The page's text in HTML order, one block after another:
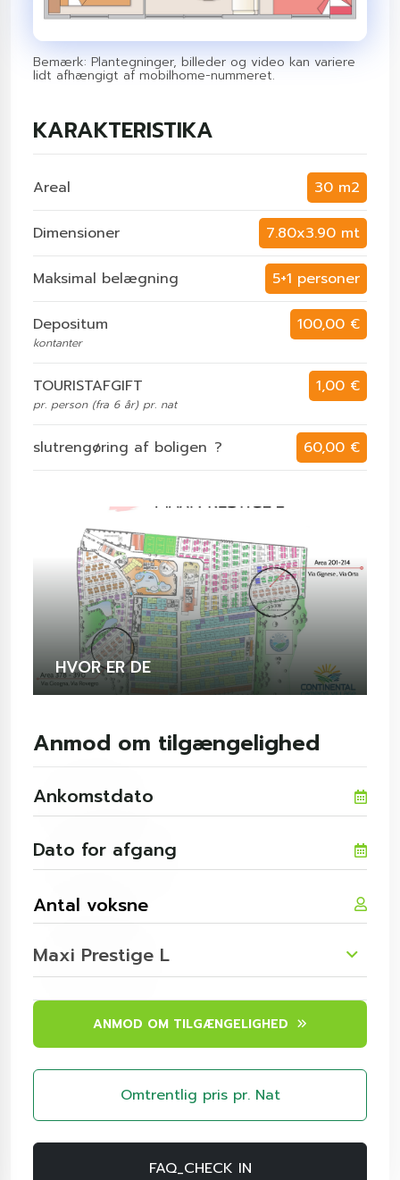
Bemærk: Plantegninger, billeder og video kan variere
lidt afhængigt af mobilhome-nummeret.
KARAKTERISTIKA
Areal 30 m2
Dimensioner 7.80x3.90 mt
Maksimal belægning 5+1 personer
Depositum 100,00 €
kontanter
TOURISTAFGIFT 1,00 €
pr. person (fra 6 år) pr. nat
slutrengøring af boligen ? 60,00 €
HVOR ER DE
Anmod om tilgængelighed
Maxi Prestige L
ANMOD OM TILGÆNGELIGHED
Omtrentlig pris pr. Nat
FAQ_CHECK IN